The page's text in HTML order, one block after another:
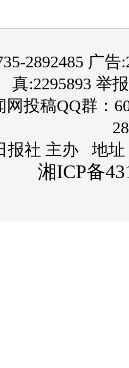
2892485 广告
真:2295893 举
网投稿QQ群：
报社 主办 地址
湘ICP备